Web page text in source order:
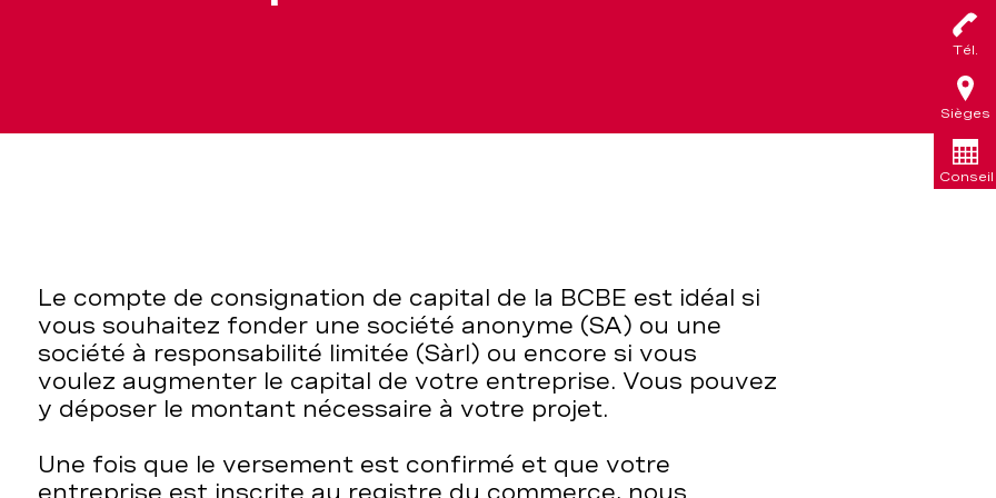
Tél.
Sièges
Conseil
Le compte de consignation de capital de la BCBE est idéal si
vous souhaitez fonder une société anonyme (SA) ou une
société à responsabilité limitée (Sàrl) ou encore si vous
voulez augmenter le capital de votre entreprise. Vous pouvez
y déposer le montant nécessaire à votre projet.
Une fois que le versement est confirmé et que votre
entreprise est inscrite au registre du commerce, nous